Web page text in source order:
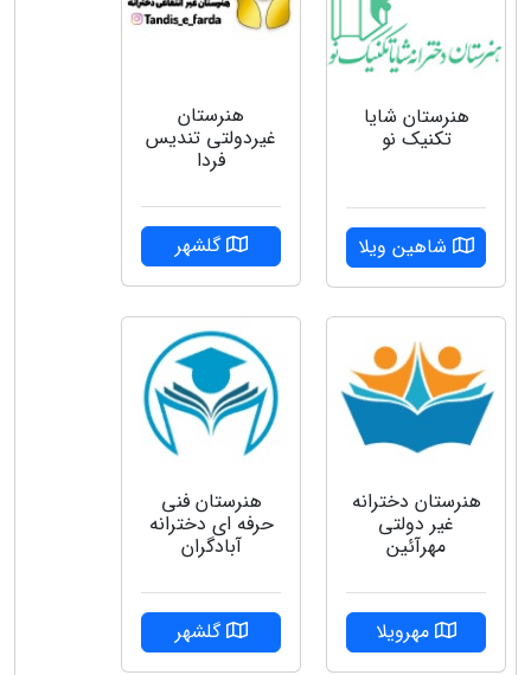
هنرستان شایا
تکنیک نو
شاهین ویلا
هنرستان
غیردولتی تندیس
فردا
گلشهر
هنرستان دخترانه
غیر دولتی
مهرآئین
مهرویلا
هنرستان فنی
حرفه ای دخترانه
آبادگران
گلشهر